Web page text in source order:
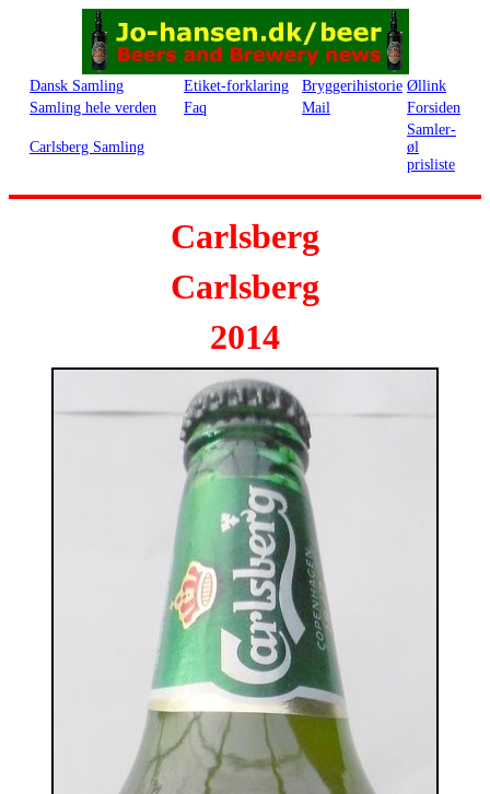
Dansk Samling Etiket-forklaring Bryggerihistorie Øllink
Samling hele verden
Faq Mail Forsiden
Carlsberg Samling
Samler-
øl
prisliste
Carlsberg
Carlsberg
2014